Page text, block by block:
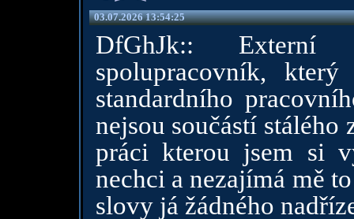
03.07.2026 13:54:25
DfGhJk:: Externí
spolupracovník,
standardního
nejsou součástí stálého
práci kterou jsem si
nechci a nezajímá mě
slovy já žádného